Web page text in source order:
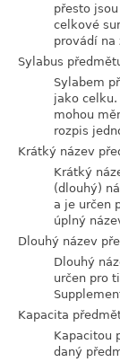
přesto
celkové
provádí na
Sylabus
Sylabem
jako
mohou
rozpis
Krátký název
Krátký
(dlouhý)
a je určen
úplný
Dlouhý název
Dlouhý
určen pro
Kapacita
Kapacitou
daný